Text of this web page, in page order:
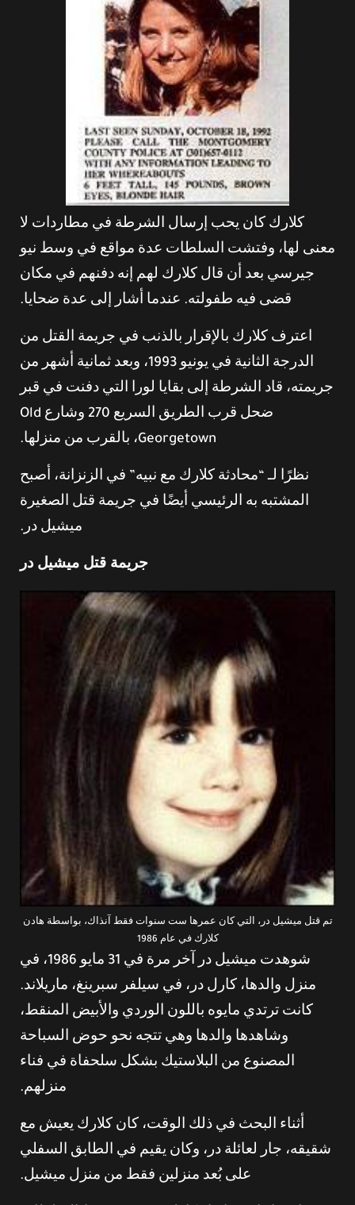
كلارك كان يحب إرسال الشرطة في مطاردات لا
معنى لها، وفتشت السلطات عدة مواقع في وسط نيو
جيرسي بعد أن قال كلارك لهم إنه دفنهم في مكان
قضى فيه طفولته. عندما أشار إلى عدة ضحايا.
اعترف كلارك بالإقرار بالذنب في جريمة القتل من
الدرجة الثانية في يونيو 1993، وبعد ثمانية أشهر من
جريمته، قاد الشرطة إلى بقايا لورا التي دفنت في قبر
ضحل قرب الطريق السريع 270 وشارع Old
Georgetown، بالقرب من منزلها.
نظرًا لـ “محادثة كلارك مع نبيه” في الزنزانة، أصبح
المشتبه به الرئيسي أيضًا في جريمة قتل الصغيرة
ميشيل در.
جريمة قتل ميشيل در
تم قتل ميشيل در، التي كان عمرها ست سنوات فقط آنذاك، بواسطة هادن
كلارك في عام 1986
شوهدت ميشيل در آخر مرة في 31 مايو 1986، في
منزل والدها، كارل در، في سيلفر سبرينغ، ماريلاند.
كانت ترتدي مايوه باللون الوردي والأبيض المنقط،
وشاهدها والدها وهي تتجه نحو حوض السباحة
المصنوع من البلاستيك بشكل سلحفاة في فناء
منزلهم.
أثناء البحث في ذلك الوقت، كان كلارك يعيش مع
شقيقه، جار لعائلة در، وكان يقيم في الطابق السفلي
على بُعد منزلين فقط من منزل ميشيل.